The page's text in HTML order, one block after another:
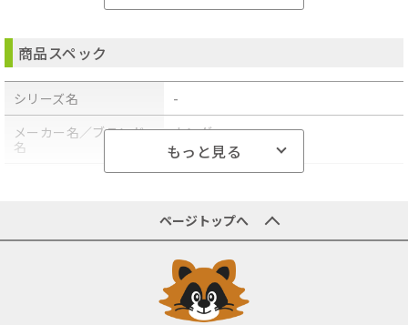
商品スペック
シリーズ名
-
メーカー名／ブランド
名
カンダ
竹
料理器具
もっと見る
ページトップへ